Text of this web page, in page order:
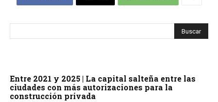
Entre 2021 y 2025 | La capital salteña entre las
ciudades con más autorizaciones para la
construcción privada